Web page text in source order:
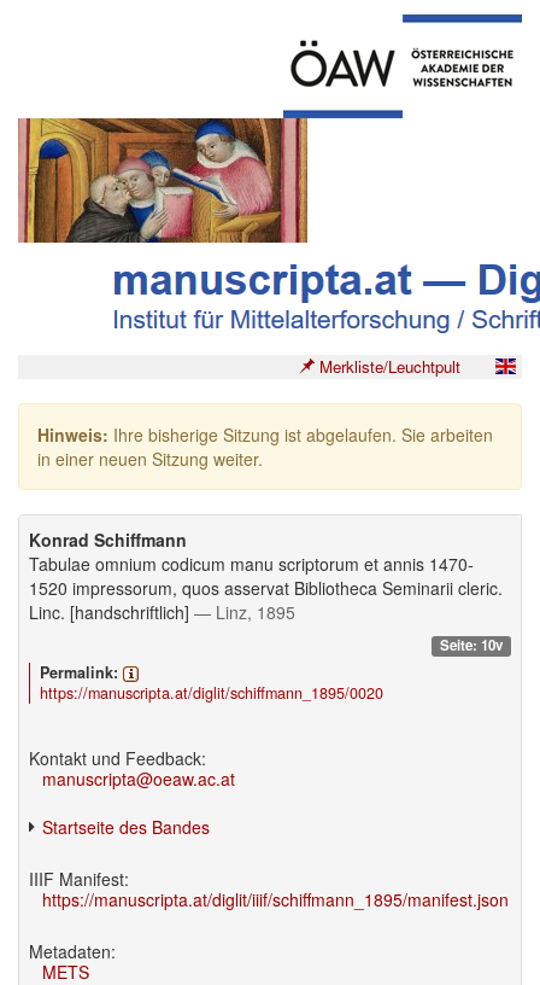
Merkliste/Leuchtpult
Hinweis: Ihre bisherige Sitzung ist abgelaufen. Sie arbeiten
in einer neuen Sitzung weiter.
Konrad Schiffmann
Tabulae omnium codicum manu scriptorum et annis 1470-
1520 impressorum, quos asservat Bibliotheca Seminarii cleric.
Linc. [handschriftlich] — Linz, 1895
Seite: 10v
Permalink:
https://manuscripta.at/diglit/schiffmann_1895/0020
Kontakt und Feedback:
manuscripta@oeaw.ac.at
Startseite des Bandes
IIIF Manifest:
https://manuscripta.at/diglit/iiif/schiffmann_1895/manifest.json
Metadaten:
METS